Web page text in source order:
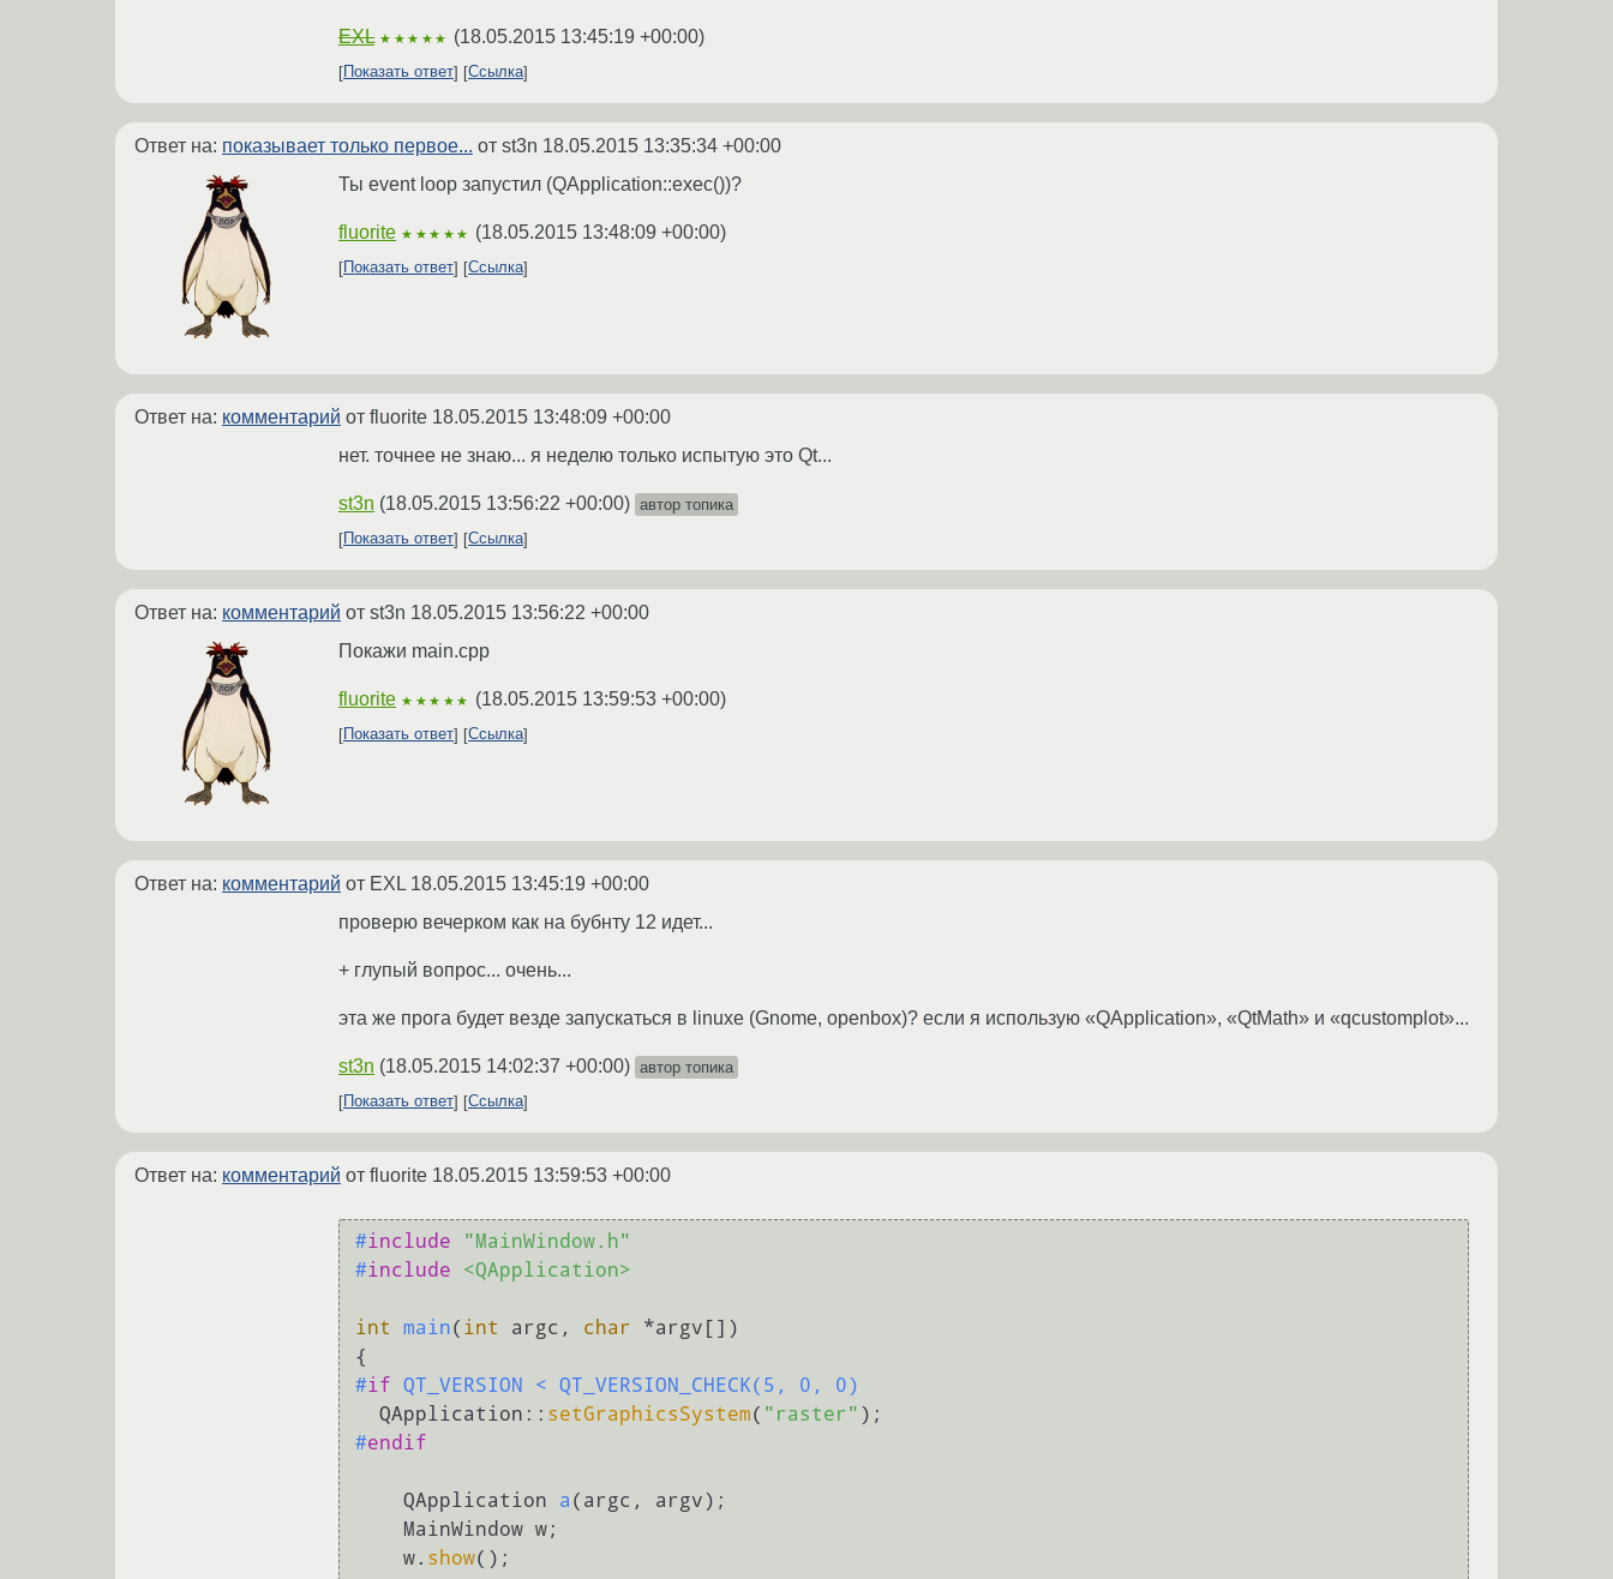
EXL ★★★★★ (18.05.2015 13:45:19 +00:00)
Показать ответ Ссылка
Ответ на: показывает только первое... от st3n 18.05.2015 13:35:34 +00:00
Ты event loop запустил (QApplication::exec())?
fluorite ★★★★★ (18.05.2015 13:48:09 +00:00)
Показать ответ Ссылка
Ответ на: комментарий от fluorite 18.05.2015 13:48:09 +00:00
нет. точнее не знаю... я неделю только испытую это Qt...
st3n (18.05.2015 13:56:22 +00:00) автор топика
Показать ответ
Ссылка
Ответ на: комментарий от st3n 18.05.2015 13:56:22 +00:00
Покажи main.cpp
fluorite ★★★★★ (18.05.2015 13:59:53 +00:00)
Показать ответ Ссылка
Ответ на: комментарий от EXL 18.05.2015 13:45:19 +00:00
проверю вечерком как на бубнту 12 идет...
+ глупый вопрос... очень...
эта же прога будет везде запускаться в linuxе (Gnome, openbox)? если я использую «QApplication», «QtMath» и «qcustomplot»...
st3n (18.05.2015 14:02:37 +00:00) автор топика
Показать ответ
Ссылка
Ответ на: комментарий от fluorite 18.05.2015 13:59:53 +00:00
#include
"MainWindow.h"
#include <QApplication>
int main( int argc, char *argv[])
#if QT_VERSION < QT_VERSION_CHECK(5, 0, 0)
  QApplication::
setGraphicsSystem( "raster"
#endif
QApplication a (argc, argv) ;
    w.
show();